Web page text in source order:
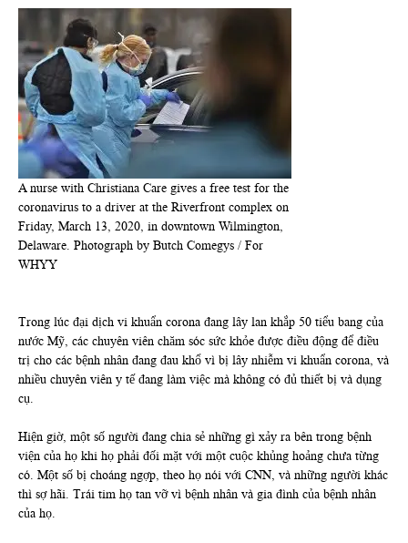
A nurse with Christiana Care gives a free test for the
coronavirus to a driver at the Riverfront complex on
Friday, March 13, 2020, in downtown Wilmington,
Delaware. Photograph by Butch Comegys / For
WHYY
Trong lúc đại dịch vi khuẩn corona đang lây lan khắp 50 tiểu bang của
nước Mỹ, các chuyên viên chăm sóc sức khỏe được điều động để điều
trị cho các bệnh nhân đang đau khổ vì bị lây nhiễm vi khuẩn corona, và
nhiều chuyên viên y tế đang làm việc mà không có đủ thiết bị và dụng
cụ.
Hiện giờ, một số người đang chia sẻ những gì xảy ra bên trong bệnh
viện của họ khi họ phải đối mặt với một cuộc khủng hoảng chưa từng
có. Một số bị choáng ngợp, theo họ nói với CNN, và những người khác
thì sợ hãi. Trái tim họ tan vỡ vì bệnh nhân và gia đình của bệnh nhân
của họ.